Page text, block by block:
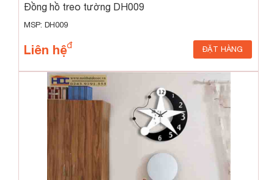
Đồng hồ treo tường DH009
MSP: DH009
Liên hệ ĐẶT HÀNG